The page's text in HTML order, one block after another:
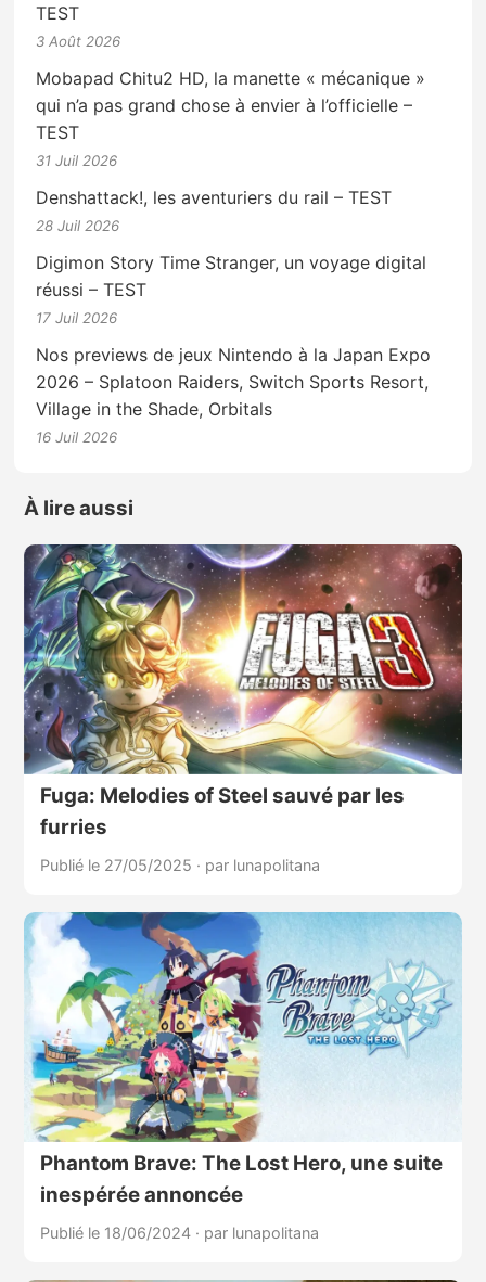
TEST
3 Août 2026
Mobapad Chitu2 HD, la manette « mécanique »
qui n’a pas grand chose à envier à l’officielle –
TEST
31 Juil 2026
Denshattack!, les aventuriers du rail – TEST
28 Juil 2026
Digimon Story Time Stranger, un voyage digital
réussi – TEST
17 Juil 2026
Nos previews de jeux Nintendo à la Japan Expo
2026 – Splatoon Raiders, Switch Sports Resort,
Village in the Shade, Orbitals
16 Juil 2026
À lire aussi
Fuga: Melodies of Steel sauvé par les
furries
Publié le 27/05/2025 · par lunapolitana
Phantom Brave: The Lost Hero, une suite
inespérée annoncée
Publié le 18/06/2024 · par lunapolitana